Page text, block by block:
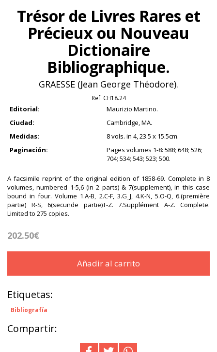
Trésor de Livres Rares et
Précieux ou Nouveau
Dictionaire
Bibliographique.
GRAESSE (Jean George Théodore).
Ref: CH18.24
Editorial:
Maurizio Martino.
Ciudad:
Cambridge, MA.
Medidas:
8 vols. in 4, 23.5 x 15.5cm.
Paginación:
Pages volumes 1-8: 588; 648; 526;
704; 534; 543; 523; 500.
A facsimile reprint of the original edition of 1858-69. Complete in 8
volumes, numbered 1-5,6 (in 2 parts) & 7(supplement), in this case
bound in four. Volume 1.A-B, 2.C-F, 3.G_J, 4.K-N, 5.O-Q, 6.(première
partie) R-S, 6(secunde partie)T-Z. 7.Supplément A-Z. Complete.
Limited to 275 copies.
202.50€
Añadir al carrito
Etiquetas:
Bibliografía
Compartir: